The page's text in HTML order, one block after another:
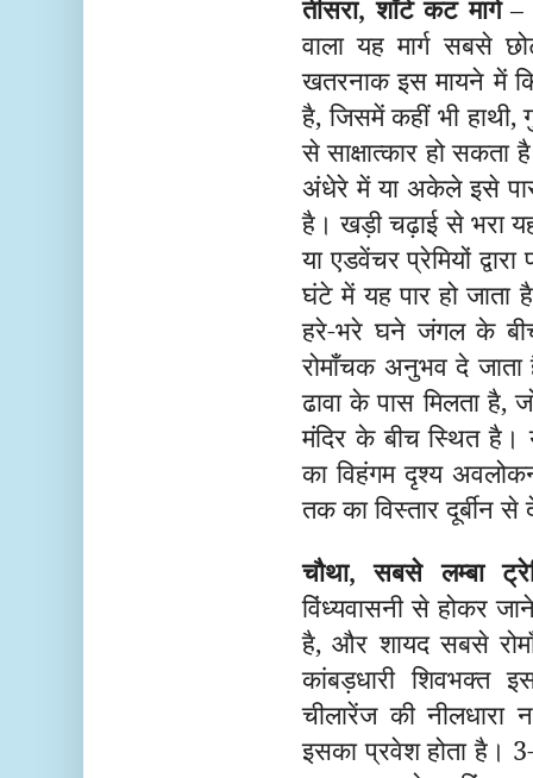
तीसरा, शॉर्ट कट मार्ग–
वाला यह मार्ग सबसे
खतरनाक इस मायने में
है, जिसमें कहीं भी
से साक्षात्कार हो सकता
अंधेरे में या अकेले इसे
है। खड़ी चढ़ाई से भरा यह
या एडवेंचर प्रेमियों
घंटे में यह पार हो जाता
हरे-भरे घने जंगल के
रोमाँचक अनुभव दे जाता
ढावा के पास मिलता है,
मंदिर के बीच स्थित है।
का विहंगम दृश्य
तक का विस्तार दूर्बीन
चौथा, सबसे लम्बा
विंध्यवासनी से होकर
है, और शायद सबसे
कांबड़धारी शिवभक्त
चीलारेंज की नीलधारा
इसका प्रवेश होता है।